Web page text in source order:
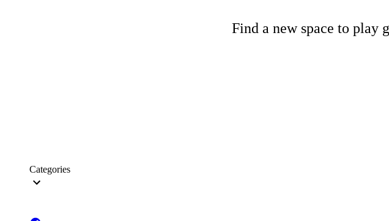
Find a new space to play
Categories